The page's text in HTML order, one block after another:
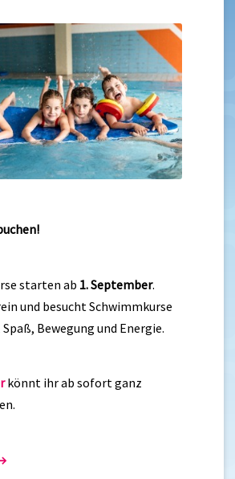
starten ab 1. September.
und besucht Schwimmkurse
Bewegung und Energie.
könnt ihr ab sofort ganz